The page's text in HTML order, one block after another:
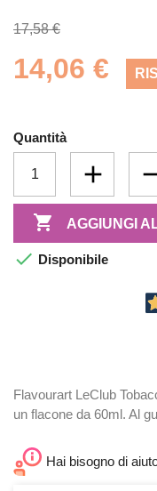
17,58 €
14,06 €
Quantità
 AGGIUNGI
 Disponibile
Flavourart LeClub
un flacone da 60ml. Al
Hai bisogno di